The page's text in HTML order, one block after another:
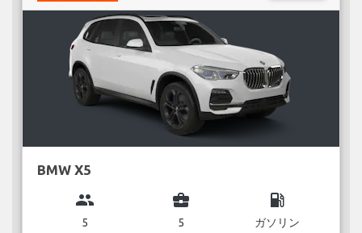
BMW X5
group
5
business_center
5
local_gas_station
ガソリン